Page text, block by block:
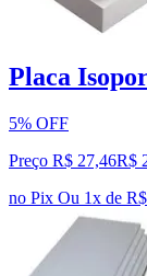
Placa
5% OFF
Preço R$ 27,46R$
no Pix Ou 1x de